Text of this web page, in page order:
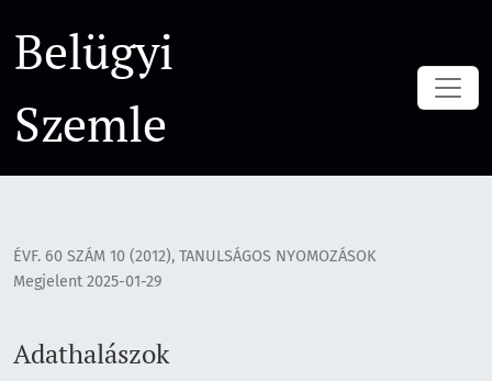
Belügyi
Szemle
ÉVF. 60 SZÁM 10 (2012), TANULSÁGOS NYOMOZÁSOK
Adathalászok
Megjelent 2025-01-29